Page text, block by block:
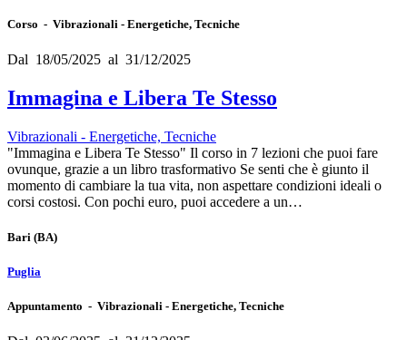
Corso - Vibrazionali - Energetiche, Tecniche
Dal 18/05/2025 al 31/12/2025
Immagina e Libera Te Stesso
Vibrazionali - Energetiche, Tecniche
"Immagina e Libera Te Stesso" Il corso in 7 lezioni che puoi fare
ovunque, grazie a un libro trasformativo Se senti che è giunto il
momento di cambiare la tua vita, non aspettare condizioni ideali o
corsi costosi. Con pochi euro, puoi accedere a un…
Bari (BA)
Puglia
Appuntamento - Vibrazionali - Energetiche, Tecniche